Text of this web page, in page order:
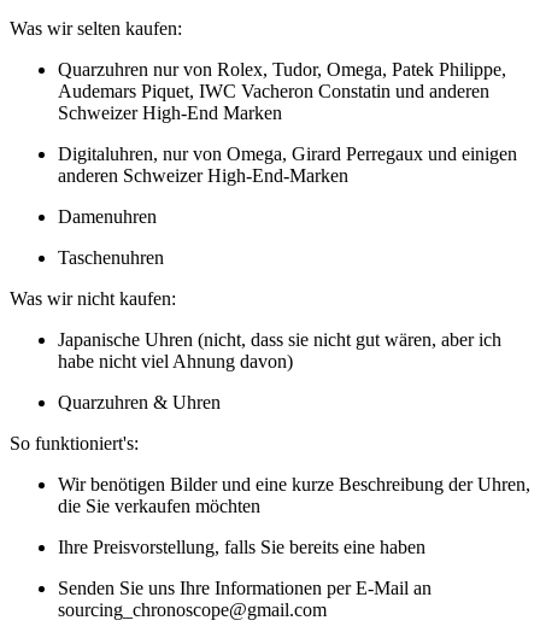
Was wir selten kaufen:
Quarzuhren nur von Rolex, Tudor, Omega, Patek Philippe,
Audemars Piquet, IWC Vacheron Constatin und anderen
Schweizer High-End Marken
Digitaluhren, nur von Omega, Girard Perregaux und einigen
anderen Schweizer High-End-Marken
Damenuhren
Taschenuhren
Was wir nicht kaufen:
Japanische Uhren (nicht, dass sie nicht gut wären, aber ich
habe nicht viel Ahnung davon)
Quarzuhren & Uhren
So funktioniert's:
Wir benötigen Bilder und eine kurze Beschreibung der Uhren,
die Sie verkaufen möchten
Ihre Preisvorstellung, falls Sie bereits eine haben
Senden Sie uns Ihre Informationen per E-Mail an
sourcing_chronoscope@gmail.com